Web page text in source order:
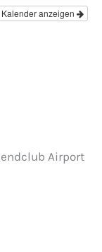
Kalender anzeigen
Airport